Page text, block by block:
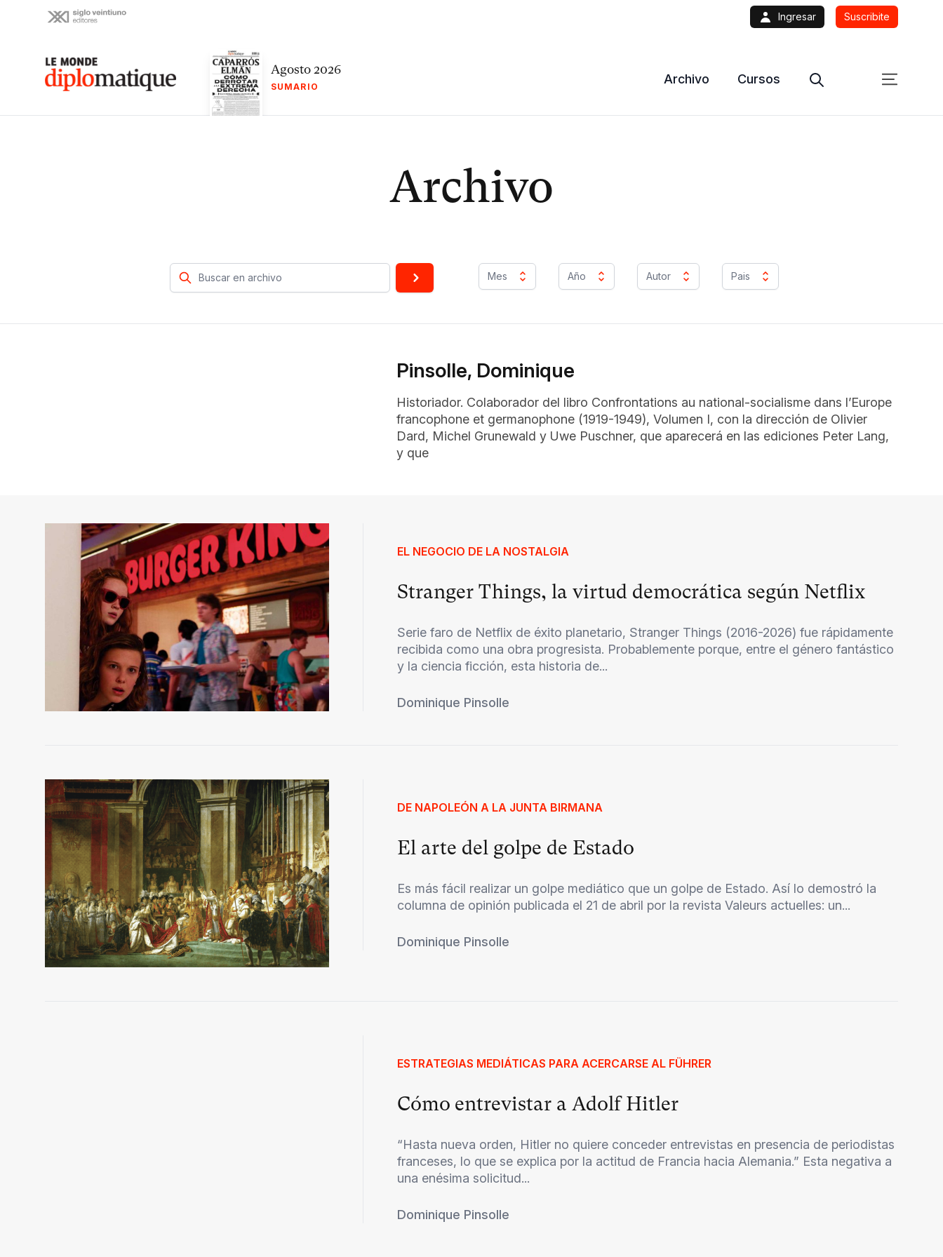
Ingresar Suscribite
Le monde diplomatique Agosto 2026
SUMARIO
Archivo Cursos
Archivo
Mes Año Autor Pais
Pinsolle, Dominique
Historiador. Colaborador del libro Confrontations au national-socialisme dans l’Europe
francophone et germanophone (1919-1949), Volumen I, con la dirección de Olivier
Dard, Michel Grunewald y Uwe Puschner, que aparecerá en las ediciones Peter Lang,
y que
EL NEGOCIO DE LA NOSTALGIA
Stranger Things, la virtud democrática según Netflix
Serie faro de Netflix de éxito planetario, Stranger Things (2016-2026) fue rápidamente
recibida como una obra progresista. Probablemente porque, entre el género fantástico
y la ciencia ficción, esta historia de...
Dominique Pinsolle
DE NAPOLEÓN A LA JUNTA BIRMANA
El arte del golpe de Estado
Es más fácil realizar un golpe mediático que un golpe de Estado. Así lo demostró la
columna de opinión publicada el 21 de abril por la revista Valeurs actuelles: un...
Dominique Pinsolle
ESTRATEGIAS MEDIÁTICAS PARA ACERCARSE AL FÜHRER
Cómo entrevistar a Adolf Hitler
“Hasta nueva orden, Hitler no quiere conceder entrevistas en presencia de periodistas
franceses, lo que se explica por la actitud de Francia hacia Alemania.” Esta negativa a
una enésima solicitud...
Dominique Pinsolle